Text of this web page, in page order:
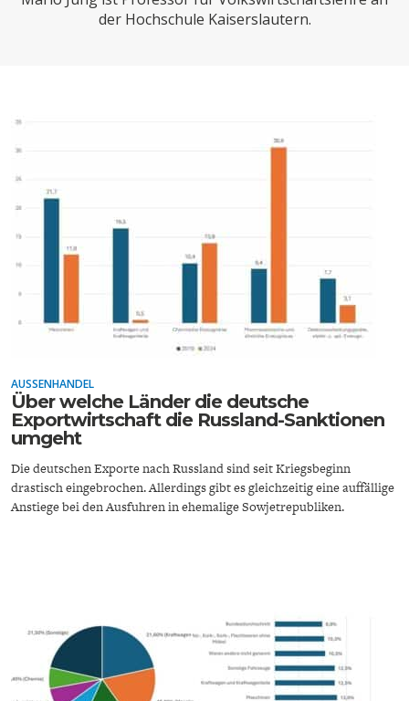
SUCHE
ECONOMISTS FOR FUTURE
DEUTSCHLAND
der Hochschule Kaiserslautern.
AUSSENHANDEL
Über welche Länder die deutsche
Exportwirtschaft die Russland-Sanktionen
umgeht
Die deutschen Exporte nach Russland sind seit Kriegsbeginn
drastisch eingebrochen. Allerdings gibt es gleichzeitig eine auffällige
Anstiege bei den Ausfuhren in ehemalige Sowjetrepubliken.